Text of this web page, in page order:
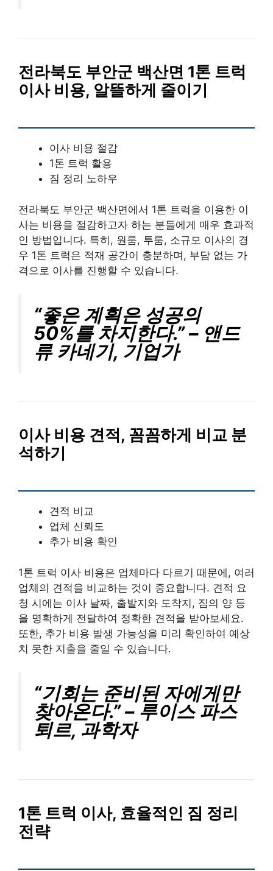
전라북도 부안군 백산면 1톤 트럭
이사 비용, 알뜰하게 줄이기
이사 비용 절감
1톤 트럭 활용
짐 정리 노하우
전라북도 부안군 백산면에서 1톤 트럭을 이용한 이
사는 비용을 절감하고자 하는 분들에게 매우 효과적
인 방법입니다. 특히, 원룸, 투룸, 소규모 이사의 경
우 1톤 트럭은 적재 공간이 충분하며, 부담 없는 가
격으로 이사를 진행할 수 있습니다.
“좋은 계획은 성공의
50%를 차지한다.” – 앤드
류 카네기, 기업가
이사 비용 견적, 꼼꼼하게 비교 분
석하기
견적 비교
업체 신뢰도
추가 비용 확인
1톤 트럭 이사 비용은 업체마다 다르기 때문에, 여러
업체의 견적을 비교하는 것이 중요합니다. 견적 요
청 시에는 이사 날짜, 출발지와 도착지, 짐의 양 등
을 명확하게 전달하여 정확한 견적을 받아보세요.
또한, 추가 비용 발생 가능성을 미리 확인하여 예상
치 못한 지출을 줄일 수 있습니다.
“기회는 준비된 자에게만
찾아온다.” – 루이스 파스
퇴르, 과학자
1톤 트럭 이사, 효율적인 짐 정리
전략